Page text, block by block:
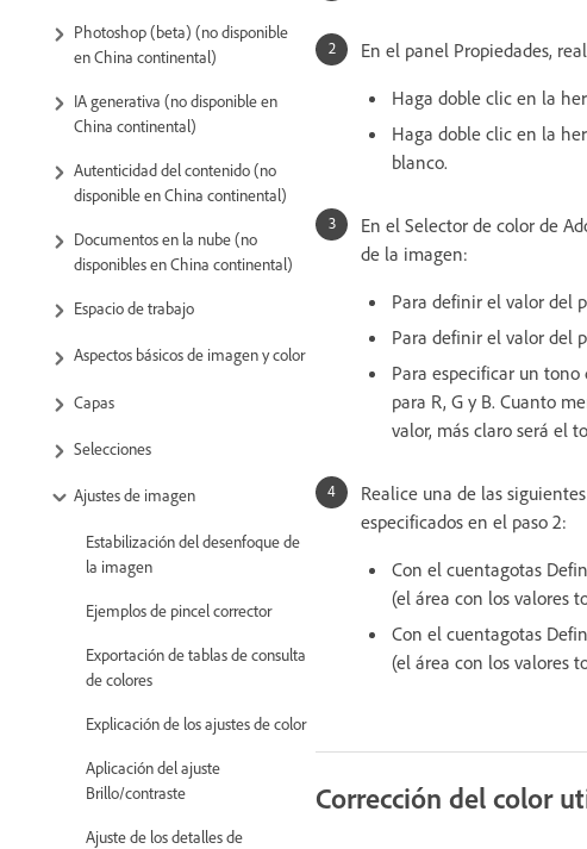
Photoshop (beta) (no disponible
en China continental)
IA generativa (no disponible en
China continental)
Autenticidad del contenido (no
disponible en China continental)
Documentos en la nube (no
disponibles en China continental)
Espacio de trabajo
Aspectos básicos de imagen y color
Capas
Selecciones
Ajustes de imagen
Estabilización del desenfoque de
la imagen
Ejemplos de pincel corrector
Exportación de tablas de consulta
de colores
Explicación de los ajustes de color
Aplicación del ajuste
Brillo/contraste
Ajuste de los detalles de
En el panel Propiedades,
Haga doble clic en la
Haga doble clic en la
blanco.
En el Selector de color de
de la imagen:
Para definir el valor del
Para definir el valor del
Para especificar un
para R, G y B. Cuanto
valor, más claro será el
Realice una de las
especificados en el paso 2:
Con el cuentagotas
(el área con los valores
Con el cuentagotas
(el área con los valores
Corrección del color